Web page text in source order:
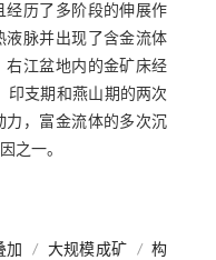
经历了多阶段的伸展作
液脉并出现了含金流体
右江盆地内的金矿床经
印支期和燕山期的两次
力，富金流体的多次沉
之一。
加 / 大规模成矿 / 构